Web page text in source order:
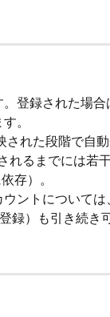
登録された場
。
れた段階で自
るまでには若
存）。
ントについて
）も引き続き